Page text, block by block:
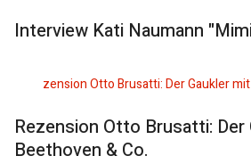
Interview Kati Naumann
Rezension Otto Brusatti: Der
Beethoven & Co.